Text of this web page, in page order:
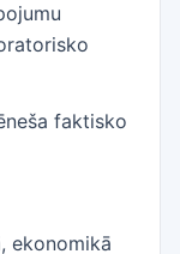
faktisko
ekonomikā